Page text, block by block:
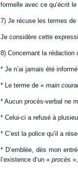
formelle avec ce qu’écrit
7) Je récuse les termes de
Je considère cette
8) Concernant la rédaction
* Je n’ai jamais été
* Le terme de « main
* Aucun procès-verbal ne
* Celui-ci a refusé à
* C’est la police qu’il a
* D’emblée, dès mon
l’existence d’un « procès